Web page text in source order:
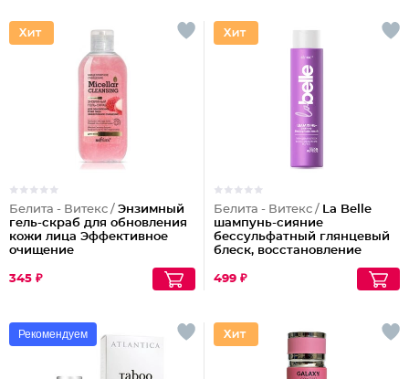
Белита - Витекс / Энзимный
гель-скраб для обновления
кожи лица Эффективное
очищение
345 ₽
Белита - Витекс / La Belle
шампунь-сияние
бессульфатный глянцевый
блеск, восстановление
499 ₽
Рекомендуем